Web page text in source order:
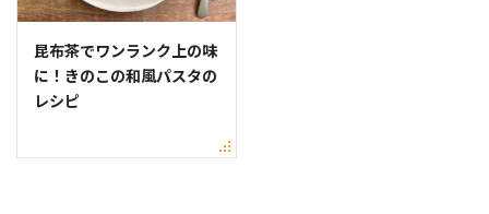
昆布茶でワンランク上の味
に！きのこの和風パスタの
レシピ